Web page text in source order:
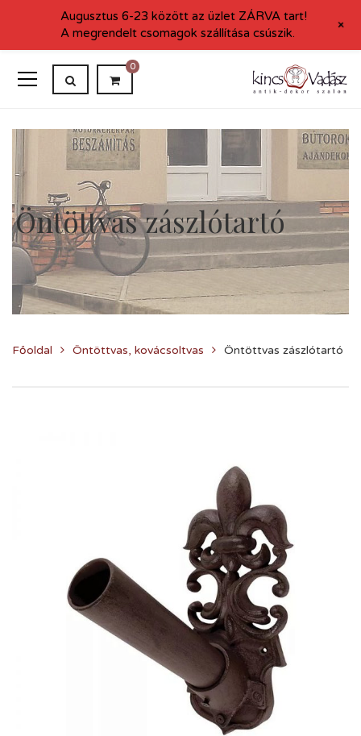
0
Öntöttvas zászlótartó
Főoldal Öntöttvas, kovácsoltvas Öntöttvas zászlótartó
Augusztus 6-23 között az üzlet ZÁRVA tart!
A megrendelt csomagok szállítása csúszik.
+